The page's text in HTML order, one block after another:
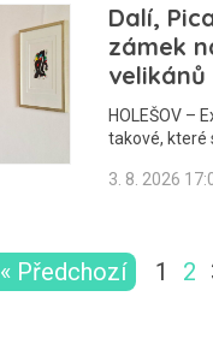
Dalí,
zámek
HOLEŠOV –
takové, které
3. 8. 2026
« Předchozí 1 2